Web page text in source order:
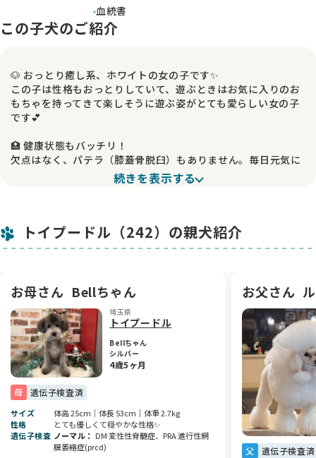
血統書
この子犬のご紹介
🐶 おっとり癒し系、ホワイトの女の子です✨
この子は性格もおっとりしていて、遊ぶときはお気に入りのお
もちゃを持ってきて楽しそうに遊ぶ姿がとても愛らしい女の子
です💕
🏥 健康状態もバッチリ！
欠点はなく、パテラ（膝蓋骨脱臼）もありません。毎日元気に
過ごしており、安心してお迎えいただける健康的な子です🍀
やわらかなカールのかかった被毛は、ふんわりとしたシルエッ
トをつくり出してくれて、見た目の可愛さも抜群です✨
ください。
てください🌸
素敵なご縁を心よりお待ちしております😊
続きを表示する
トイプードル（242）の親犬紹介
お母さん Bellちゃん
埼玉県
トイプードル
Bellちゃん
シルバー
4歳5ヶ月
母 遺伝子検査済
サイズ
体高 25cm｜体長 53cm｜体重 2.7kg
性格
とても優しくて穏やかな性格✨
遺伝子検査 ノーマル
DM 変性性脊髄症、PRA 進行性網
膜萎縮症(prcd)
お父さん
父 遺伝子検査済